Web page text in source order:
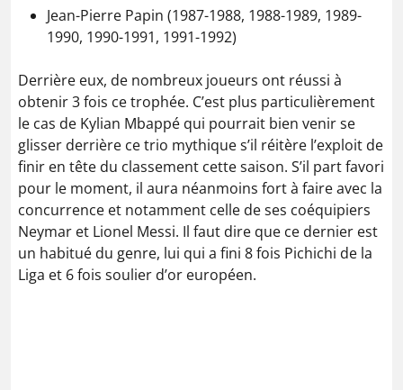
Jean-Pierre Papin (1987-1988, 1988-1989, 1989-
1990, 1990-1991, 1991-1992)
Derrière eux, de nombreux joueurs ont réussi à
obtenir 3 fois ce trophée. C’est plus particulièrement
le cas de Kylian Mbappé qui pourrait bien venir se
glisser derrière ce trio mythique s’il réitère l’exploit de
finir en tête du classement cette saison. S’il part favori
pour le moment, il aura néanmoins fort à faire avec la
concurrence et notamment celle de ses coéquipiers
Neymar et Lionel Messi. Il faut dire que ce dernier est
un habitué du genre, lui qui a fini 8 fois Pichichi de la
Liga et 6 fois soulier d’or européen.